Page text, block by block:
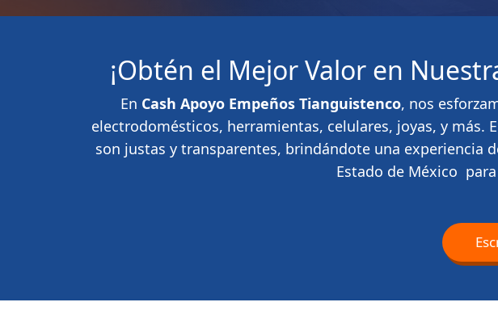
¡Obtén el Mejor Valor en
En Cash Apoyo Empeños Tianguistenco, nos
electrodomésticos, herramientas, celulares, joyas, y más.
son justas y transparentes, brindándote una experiencia
Estado de México